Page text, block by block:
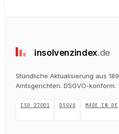
insolvenzindex.de
Stündliche Aktualisierung aus 189
Amtsgerichten. DSGVO-konform.
ISO 27001 DSGVO MADE IN DE